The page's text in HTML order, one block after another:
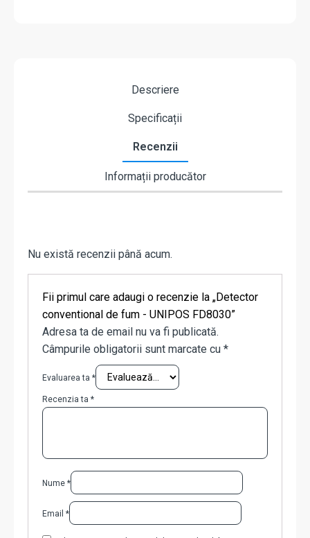
Descriere
Specificații
Recenzii
Informații producător
Nu există recenzii până acum.
Fii primul care adaugi o recenzie la „Detector
conventional de fum - UNIPOS FD8030”
Adresa ta de email nu va fi publicată.
Câmpurile obligatorii sunt marcate cu *
Evaluarea ta *
Recenzia ta *
Nume *
Email *